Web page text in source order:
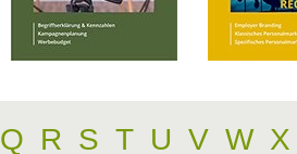
Q R S T U V W X